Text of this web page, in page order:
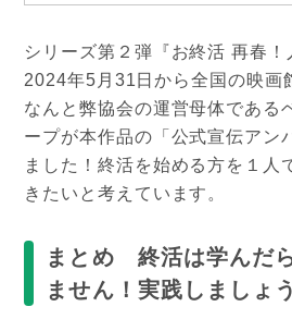
シリーズ第２弾『お終活 再春
2024年5月31日から全国の映画
なんと弊協会の運営母体である
ープが本作品の「公式宣伝アン
ました！終活を始める方を１人
きたいと考えています。
まとめ 終活は学んだ
ません！実践しましょう